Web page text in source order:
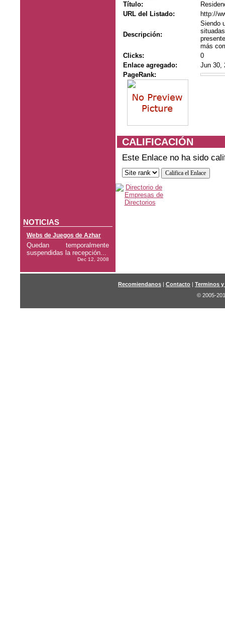
NOTICIAS
Webs de Juegos de Azhar
Quedan temporalmente
suspendidas la recepción...
Dec 12, 2008
Título:
URL del Listado:
http://
Descripción:
Siendo
más
Clicks:
0
Enlace agregado:
Jun 30,
PageRank:
CALIFICACIÓN
Este Enlace no ha sido
Recomiendanos | Contacto | Terminos
© 2005-